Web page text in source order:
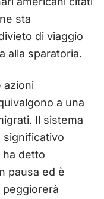
sta
di viaggio
alla sparatoria.
azioni
a una
Il sistema
significativo
ha detto
pausa ed è